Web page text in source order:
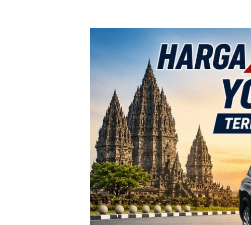
Harga
Toyota
Avanza
Yogyakarta
Promo
DP
Ringan
&
Cicilan
Mulai
3